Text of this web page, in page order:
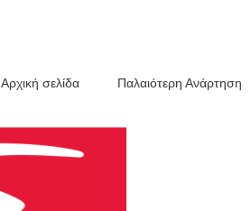
Παλαιότερη Ανάρτηση
Αρχική σελίδα